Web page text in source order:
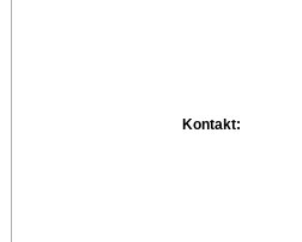
Kontakt: